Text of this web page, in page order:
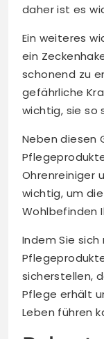
daher ist es
Ein weiteres
ein
schonend zu
gefährliche
wichtig, sie so
Neben diesen
Ohrenreiniger
wichtig, um
Wohlbefinden
Indem Sie
sicherstellen,
Pflege erhält
Leben führen